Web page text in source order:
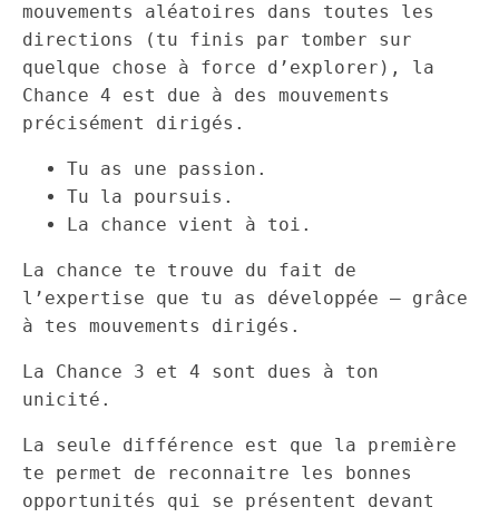
mouvements aléatoires dans toutes les
directions (tu finis par tomber sur
quelque chose à force d’explorer), la
Chance 4 est due à des mouvements
précisément dirigés.
Tu as une passion.
Tu la poursuis.
La chance vient à toi.
La chance te trouve du fait de
l’expertise que tu as développée — grâce
à tes mouvements dirigés.
La Chance 3 et 4 sont dues à ton
unicité.
La seule différence est que la première
te permet de reconnaitre les bonnes
opportunités qui se présentent devant